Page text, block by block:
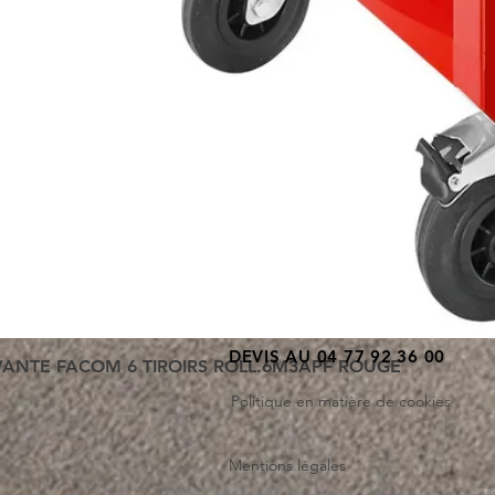
FACOM 6 TIROIRS ROLL.6M3APF ROUGE
DEVIS AU 04 77 92 36 00
Politique en matière de cookies
Mentions légales